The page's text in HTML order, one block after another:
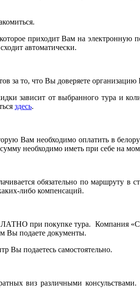
приходит Вам на электронную
автоматически.
за то, что Вы доверяете
зависит от выбранного тура и
здесь.
Вам необходимо оплатить в
необходимо иметь при себе на
обязательно по маршруту
либо компенсаций.
при покупке тура. Компания
Вы подаете документы.
Вы подаетесь самостоятельно.
виз различными